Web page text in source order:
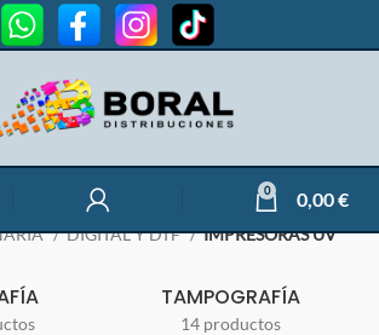
0 0,00€
UV
DIGITAL Y DTF IMPRESORAS UV
TAMPOGRAFÍA
14 productos